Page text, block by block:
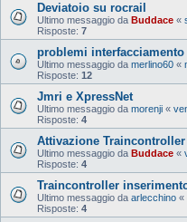
Deviatoio su rocrail
Ultimo messaggio da Buddace «
Risposte: 7
problemi
Ultimo messaggio da merlino60 «
Risposte: 12
Jmri e XpressNet
Ultimo messaggio da morenji «
Risposte: 4
Attivazione Traincontroller
Ultimo messaggio da Buddace «
Risposte: 4
Traincontroller
Ultimo messaggio da arlecchino «
Risposte: 4